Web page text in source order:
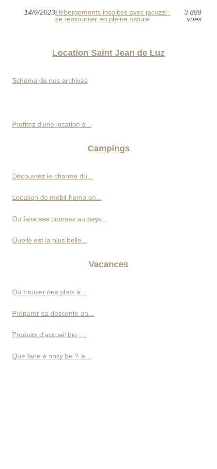
14/9/2023Hébergements insolites avec jacuzzi :
se ressourcer en pleine nature
3 899
vues
Location Saint Jean de Luz
Schéma de nos archives
Profitez d'une location à...
Campings
Découvrez le charme du...
Location de mobil-home en...
Ou faire ses courses au pays...
Quelle est la plus belle...
Vacances
Où trouver des plats à...
Préparer sa descente en...
Produits d’accueil bio :...
Que faire à nosy be ? le...